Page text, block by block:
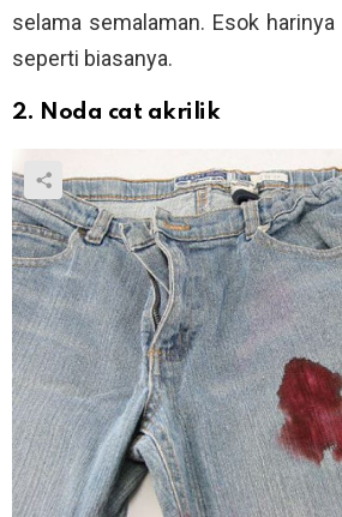
selama semalaman. Esok
seperti biasanya.
2. Noda cat akrilik